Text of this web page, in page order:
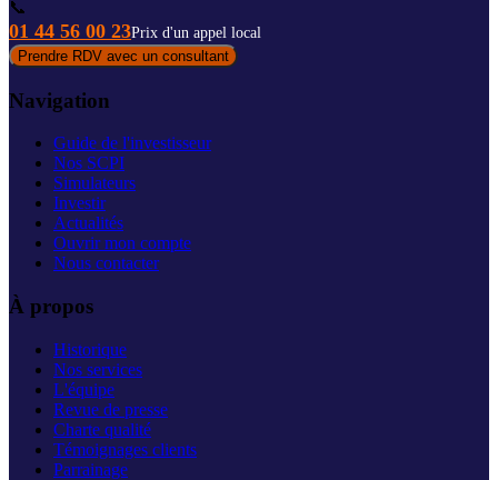
📞
01 44 56 00 23Prix d'un appel local
Prendre RDV avec un consultant
Navigation
Guide de l'investisseur
Nos SCPI
Simulateurs
Investir
Actualités
Ouvrir mon compte
Nous contacter
À propos
Historique
Nos services
L'équipe
Revue de presse
Charte qualité
Témoignages clients
Parrainage